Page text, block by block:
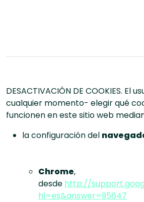
DESACTIVACIÓN DE COOKIES. El
cualquier momento- elegir qué
funcionen en este sitio web
la configuración del
Chrome,
desde http://
hl=es&answer=95647